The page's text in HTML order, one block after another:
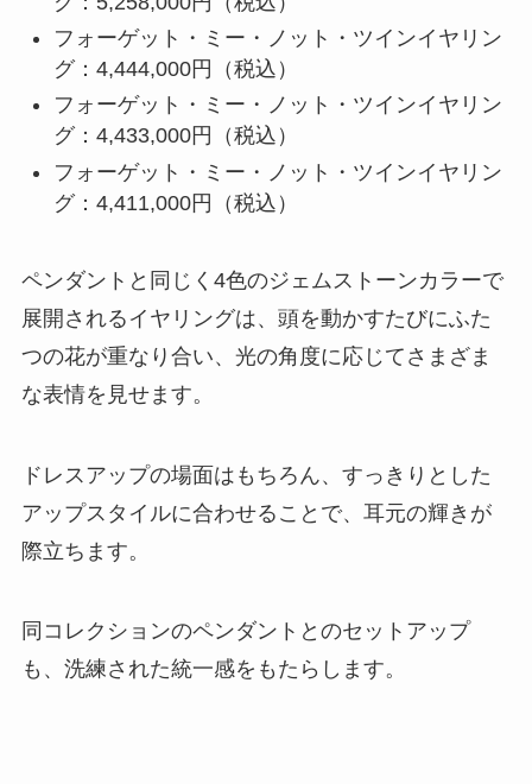
フォーゲット・ミー・ノット・ツインイヤリン
グ：4,444,000円（税込）
フォーゲット・ミー・ノット・ツインイヤリン
グ：4,433,000円（税込）
フォーゲット・ミー・ノット・ツインイヤリン
グ：4,411,000円（税込）
ペンダントと同じく4色のジェムストーンカラーで
展開されるイヤリングは、頭を動かすたびにふた
つの花が重なり合い、光の角度に応じてさまざま
な表情を見せます。
ドレスアップの場面はもちろん、すっきりとした
アップスタイルに合わせることで、耳元の輝きが
際立ちます。
同コレクションのペンダントとのセットアップ
も、洗練された統一感をもたらします。